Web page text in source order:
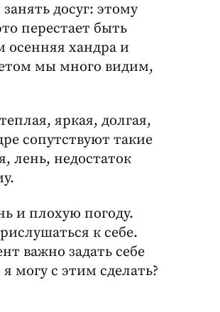
досуг: этому
перестает быть
осенняя хандра и
мы много видим,
яркая, долгая,
сопутствуют такие
лень, недостаток
и плохую погоду.
к себе.
важно задать себе
могу с этим сделать?